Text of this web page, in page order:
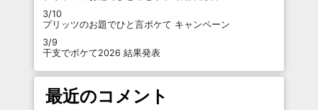
3/10
プリッツのお題でひと言ボケて キャンペーン
3/9
干支でボケて2026 結果発表
最近のコメント